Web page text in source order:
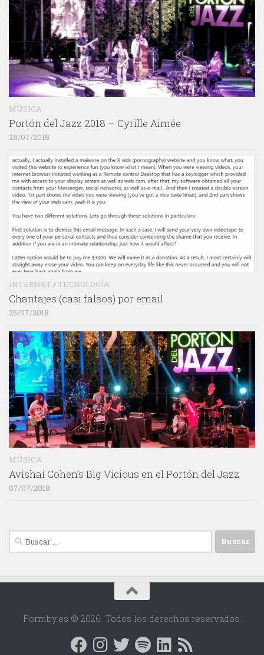
MÚSICA
Portón del Jazz 2018 – Cyrille Aimée
28/07/2018
INTERNET / TECNOLOGÍA
Chantajes (casi falsos) por email
25/07/2018
MÚSICA
Avishai Cohen’s Big Vicious en el Portón del Jazz
07/07/2018
Buscar:
Formby.es © 2026. Todos los derechos reservados.